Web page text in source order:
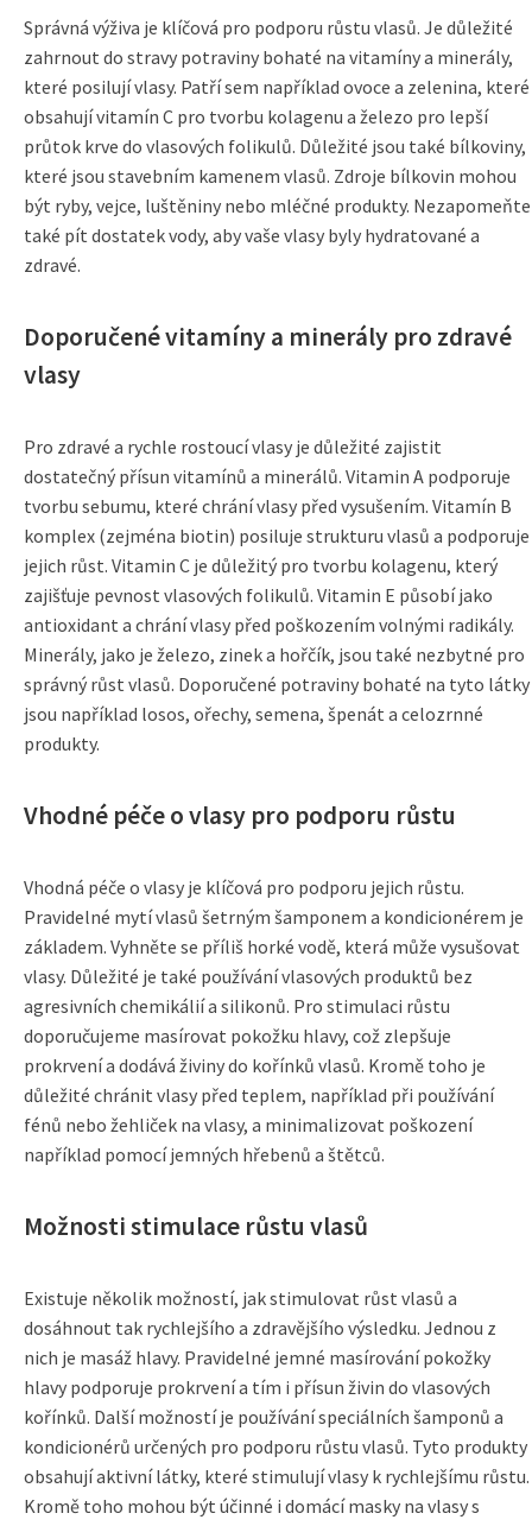
Správná výživa je klíčová pro podporu růstu vlasů. Je důležité
zahrnout do stravy potraviny bohaté na vitamíny a minerály,
které posilují vlasy. Patří sem například ovoce a zelenina, které
obsahují vitamín C pro tvorbu kolagenu a železo pro lepší
průtok krve do vlasových folikulů. Důležité jsou také bílkoviny,
které jsou stavebním kamenem vlasů. Zdroje bílkovin mohou
být ryby, vejce, luštěniny nebo mléčné produkty. Nezapomeňte
také pít dostatek vody, aby vaše vlasy byly hydratované a
zdravé.
Doporučené vitamíny a minerály pro zdravé
vlasy
Pro zdravé a rychle rostoucí vlasy je důležité zajistit
dostatečný přísun vitamínů a minerálů. Vitamin A podporuje
tvorbu sebumu, které chrání vlasy před vysušením. Vitamín B
komplex (zejména biotin) posiluje strukturu vlasů a podporuje
jejich růst. Vitamin C je důležitý pro tvorbu kolagenu, který
zajišťuje pevnost vlasových folikulů. Vitamin E působí jako
antioxidant a chrání vlasy před poškozením volnými radikály.
Minerály, jako je železo, zinek a hořčík, jsou také nezbytné pro
správný růst vlasů. Doporučené potraviny bohaté na tyto látky
jsou například losos, ořechy, semena, špenát a celozrnné
produkty.
Vhodné péče o vlasy pro podporu růstu
Vhodná péče o vlasy je klíčová pro podporu jejich růstu.
Pravidelné mytí vlasů šetrným šamponem a kondicionérem je
základem. Vyhněte se příliš horké vodě, která může vysušovat
vlasy. Důležité je také používání vlasových produktů bez
agresivních chemikálií a silikonů. Pro stimulaci růstu
doporučujeme masírovat pokožku hlavy, což zlepšuje
prokrvení a dodává živiny do kořínků vlasů. Kromě toho je
důležité chránit vlasy před teplem, například při používání
fénů nebo žehliček na vlasy, a minimalizovat poškození
například pomocí jemných hřebenů a štětců.
Možnosti stimulace růstu vlasů
Existuje několik možností, jak stimulovat růst vlasů a
dosáhnout tak rychlejšího a zdravějšího výsledku. Jednou z
nich je masáž hlavy. Pravidelné jemné masírování pokožky
hlavy podporuje prokrvení a tím i přísun živin do vlasových
kořínků. Další možností je používání speciálních šamponů a
kondicionérů určených pro podporu růstu vlasů. Tyto produkty
obsahují aktivní látky, které stimulují vlasy k rychlejšímu růstu.
Kromě toho mohou být účinné i domácí masky na vlasy s